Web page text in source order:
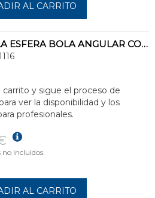
AL CARRITO
VÁLVULA ESFERA BOLA ANGULAR CONEXIÓN POLIETILENO SALIDA 3/4" DN13/15
carrito y sigue el proceso de
ver la disponibilidad y los
profesionales.
incluidos.
AL CARRITO